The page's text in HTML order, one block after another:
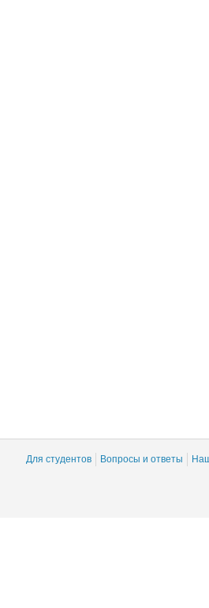
Для студентов Вопросы и ответы